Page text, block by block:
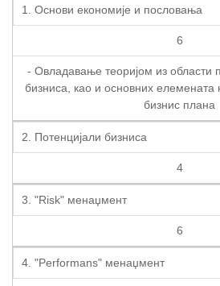
1. Основи економије и пословања
6
- Овладавање теоријом из области
бизниса, као и основних елемената
бизнис плана
2. Потенцијали бизниса
4
3. "Risk" менаџмент
6
4. "Performans" менаџмент